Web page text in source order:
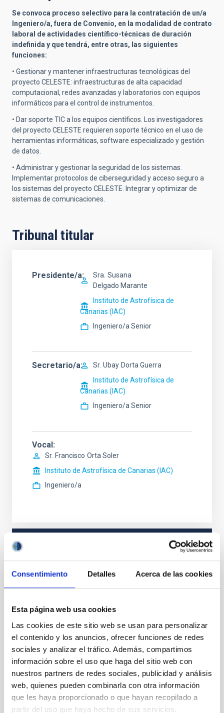
Consentimiento Detalles Acerca de las cookies
Esta página web usa cookies
Las cookies de este sitio web se usan para personalizar
el contenido y los anuncios, ofrecer funciones de redes
sociales y analizar el tráfico. Además, compartimos
información sobre el uso que haga del sitio web con
nuestros partners de redes sociales, publicidad y análisis
web, quienes pueden combinarla con otra información
que les haya proporcionado o que hayan recopilado a
partir del uso que haya hecho de sus servicios.
Se convoca proceso selectivo para la contratación de un/a
Ingeniero/a, fuera de Convenio, en la modalidad de contrato
laboral de actividades científico-técnicas de duración
indefinida y que tendrá, entre otras, las siguientes
funciones:
• Gestionar y mantener infraestructuras tecnológicas del
proyecto CELESTE: infraestructuras de alta capacidad
computacional, redes avanzadas y laboratorios con equipos
informáticos para el control de instrumentos.
• Dar soporte TIC a los equipos científicos. Los investigadores
del proyecto CELESTE requieren soporte técnico en el uso de
herramientas informáticas, software especializado y gestión
de datos.
• Administrar y gestionar la seguridad de los sistemas.
Implementar protocolos de ciberseguridad y acceso seguro a
los sistemas del proyecto CELESTE. Integrar y optimizar de
sistemas de comunicaciones.
Tribunal titular
Presidente/a Sra. Susana
Delgado Marante
Instituto de Astrofísica de
Canarias (IAC)
Ingeniero/a Senior
Secretario/a Sr. Ubay Dorta Guerra
Instituto de Astrofísica de
Canarias (IAC)
Ingeniero/a Senior
Vocal
Sr. Francisco Orta Soler
Instituto de Astrofísica de Canarias (IAC)
Ingeniero/a
RESUELTO
PERFIL DEL PUESTO
NIVEL ESPAÑOL MÁSTER (MECES 3)
ESPECIALIDAD
INGENIERÍA INFORMÁTICA
PROMOCIÓN INTERNA
NO
PS-2025-038 BASES CONVOCATORIA